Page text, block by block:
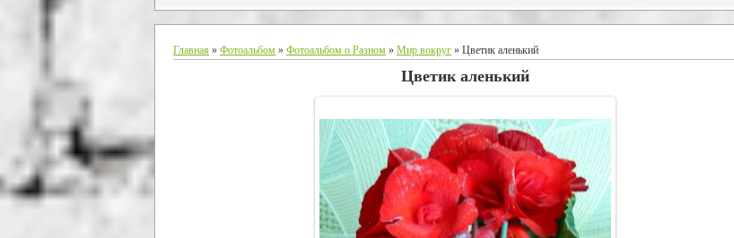
Главная » Фотоальбом » Фотоальбом о Разном » Мир вокруг » Цветик аленький
Цветик аленький